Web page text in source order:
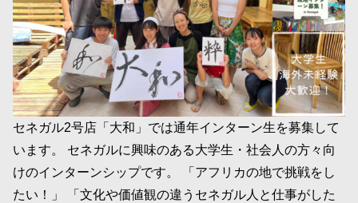
セネガル2号店「大和」では通年インターン生を募集して
います。 セネガルに興味のある大学生・社会人の方々向
けのインターンシップです。 「アフリカの地で挑戦をし
たい！」 「文化や価値観の違うセネガル人と仕事がした